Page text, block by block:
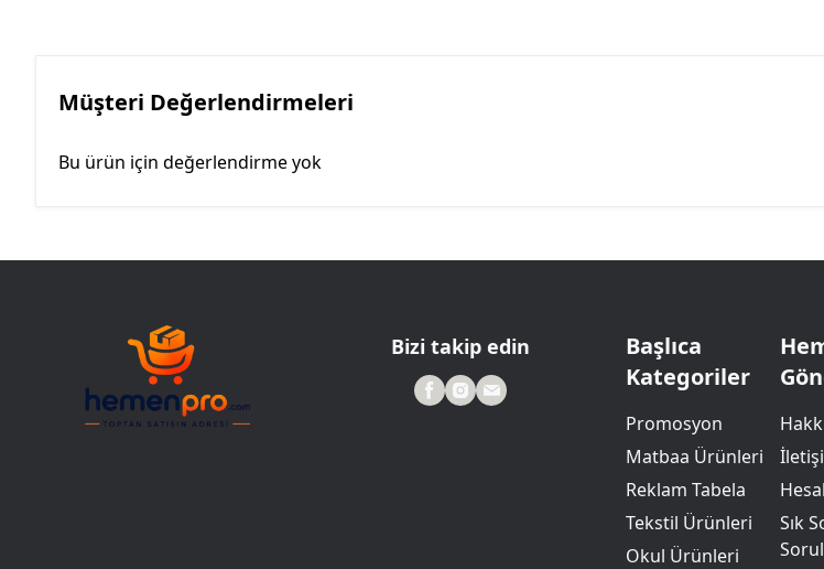
Müşteri Değerlendirmeleri
Bu ürün için değerlendirme yok
Bizi takip edin
Başlıca
Kategoriler
Promosyon
Matbaa Ürünleri
Reklam Tabela
Tekstil Ürünleri
Okul Ürünleri
Sık